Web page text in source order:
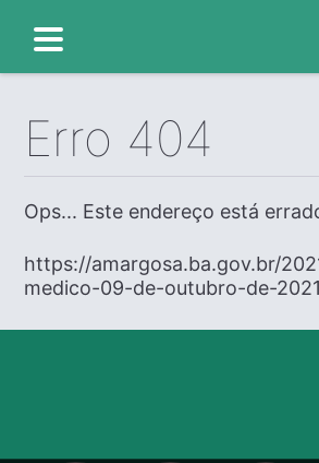
Erro 404
Ops... Este endereço está
https://amargosa.ba.gov.br/
medico-09-de-outubro-de-